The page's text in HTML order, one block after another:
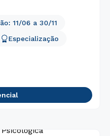
Especialização
11/06 a 30/11